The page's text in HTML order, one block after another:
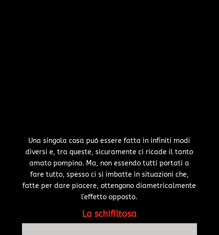
Una singola cosa può essere fatta in infiniti modi
diversi e, tra queste, sicuramente ci ricade il tanto
amato pompino. Ma, non essendo tutti portati a
fare tutto, spesso ci si imbatte in situazioni che,
fatte per dare piacere, ottengono diametricalmente
l'effetto opposto.
La schifiltosa